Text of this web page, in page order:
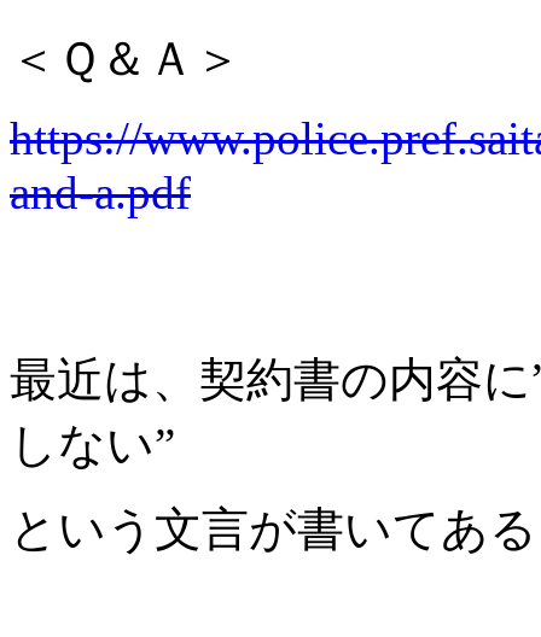
＜Ｑ＆Ａ＞
https://
and-a.pdf
最近は、契約書の内容
しない”
という文言が書いてあ